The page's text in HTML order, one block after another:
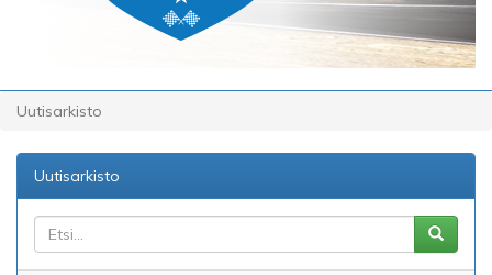
Uutisarkisto
Uutisarkisto